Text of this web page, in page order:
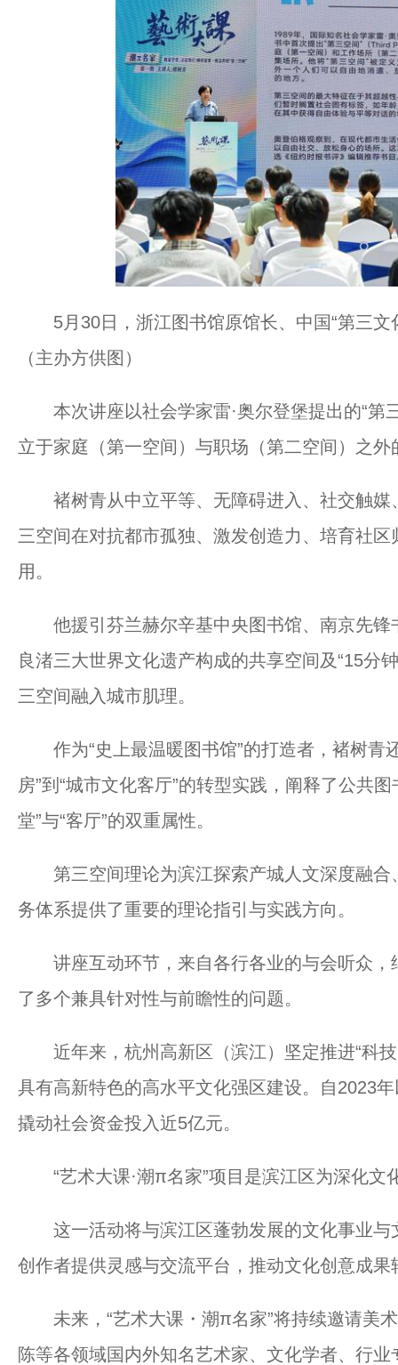
5月30日，浙江图书馆原馆长、中国“第三
（主办方供图）
本次讲座以社会学家雷·奥尔登堡提出的“第
立于家庭（第一空间）与职场（第二空间）之
褚树青从中立平等、无障碍进入、社交触媒
三空间在对抗都市孤独、激发创造力、培育社
用。
他援引芬兰赫尔辛基中央图书馆、南京先锋
良渚三大世界文化遗产构成的共享空间及“15分
三空间融入城市肌理。
作为“史上最温暖图书馆”的打造者，褚树青
房”到“城市文化客厅”的转型实践，阐释了公共
堂”与“客厅”的双重属性。
第三空间理论为滨江探索产城人文深度融合
务体系提供了重要的理论指引与实践方向。
讲座互动环节，来自各行各业的与会听众，
了多个兼具针对性与前瞻性的问题。
近年来，杭州高新区（滨江）坚定推进“科技
具有高新特色的高水平文化强区建设。自2023
撬动社会资金投入近5亿元。
“艺术大课·潮π名家”项目是滨江区为深化文
这一活动将与滨江区蓬勃发展的文化事业与
创作者提供灵感与交流平台，推动文化创意成果
未来，“艺术大课・潮π名家”将持续邀请美
陈等各领域国内外知名艺术家、文化学者、行